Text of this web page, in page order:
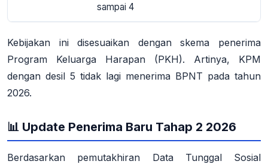
sampai 4
Kebijakan ini disesuaikan dengan skema penerima
Program Keluarga Harapan (PKH). Artinya, KPM
dengan desil 5 tidak lagi menerima BPNT pada tahun
2026.
📊 Update Penerima Baru Tahap 2 2026
Berdasarkan pemutakhiran Data Tunggal Sosial